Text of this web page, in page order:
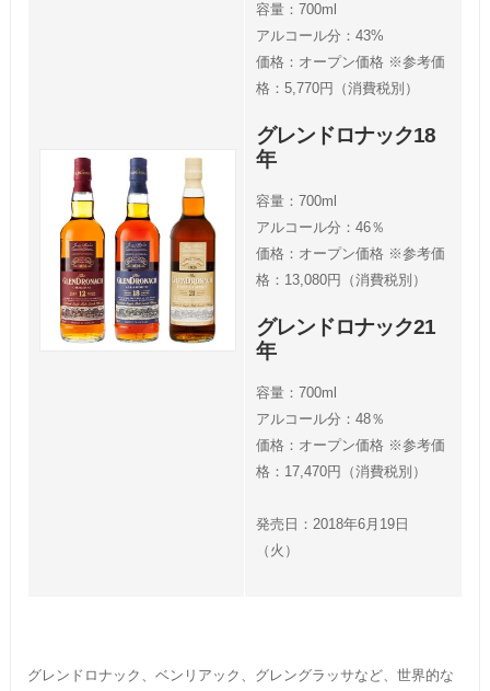
容量：700ml
アルコール分：43%
価格：オープン価格 ※参考価
格：5,770円（消費税別）
グレンドロナック18
年
容量：700ml
アルコール分：46％
価格：オープン価格 ※参考価
格：13,080円（消費税別）
グレンドロナック21
年
容量：700ml
アルコール分：48％
価格：オープン価格 ※参考価
格：17,470円（消費税別）
発売日：2018年6月19日
（火）
グレンドロナック、ベンリアック、グレングラッサなど、世界的な